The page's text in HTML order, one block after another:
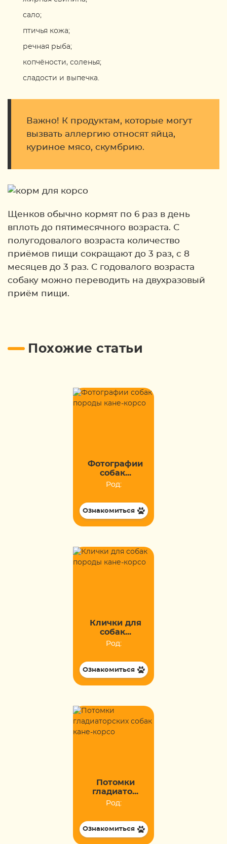
сало;
птичья кожа;
речная рыба;
копчёности, соленья;
сладости и выпечка.
Важно! К продуктам, которые могут
вызвать аллергию относят яйца,
куриное мясо, скумбрию.
Щенков обычно кормят по 6 раз в день
вплоть до пятимесячного возраста. С
полугодовалого возраста количество
приёмов пищи сокращают до 3 раз, с 8
месяцев до 3 раз. С годовалого возраста
собаку можно переводить на двухразовый
приём пищи.
Похожие статьи
Фотографии
собак...
Род:
Ознакомиться
Клички для
собак...
Род:
Ознакомиться
Потомки
гладиато...
Род:
Ознакомиться